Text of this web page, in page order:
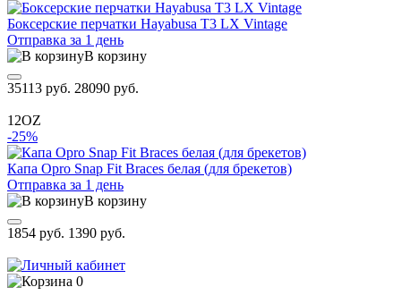
Боксерские перчатки Hayabusa T3 LX Vintage
Отправка за 1 день
В корзину
35113 руб. 28090 руб.
12OZ
-25%
Капа Opro Snap Fit Braces белая (для брекетов)
Отправка за 1 день
В корзину
1854 руб. 1390 руб.
0